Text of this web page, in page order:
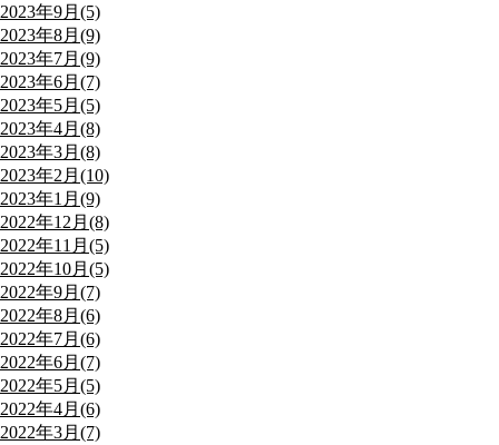
2023年9月(5)
2023年8月(9)
2023年7月(9)
2023年6月(7)
2023年5月(5)
2023年4月(8)
2023年3月(8)
2023年2月(10)
2023年1月(9)
2022年12月(8)
2022年11月(5)
2022年10月(5)
2022年9月(7)
2022年8月(6)
2022年7月(6)
2022年6月(7)
2022年5月(5)
2022年4月(6)
2022年3月(7)